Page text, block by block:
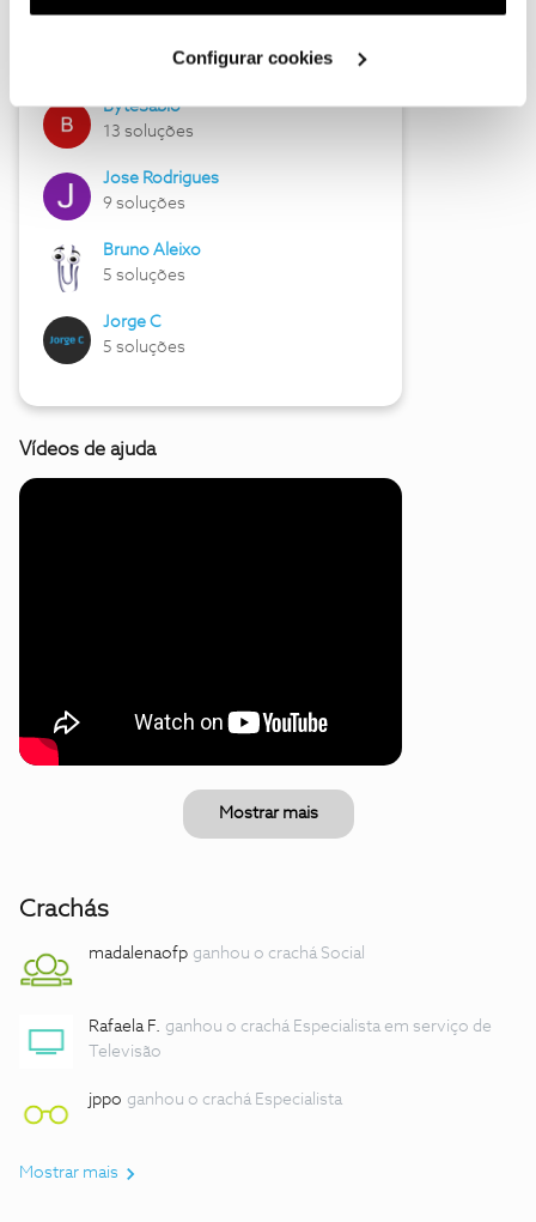
utilização dos cookies clicando em "Configurar
Configurar cookies
17 soluções
ByteSábio
13 soluções
Jose Rodrigues
9 soluções
Bruno Aleixo
5 soluções
Jorge C
5 soluções
Vídeos de ajuda
Mostrar mais
Crachás
madalenaofp ganhou o crachá Social
Rafaela F. ganhou o crachá Especialista em serviço de
Televisão
jppo ganhou o crachá Especialista
Mostrar mais